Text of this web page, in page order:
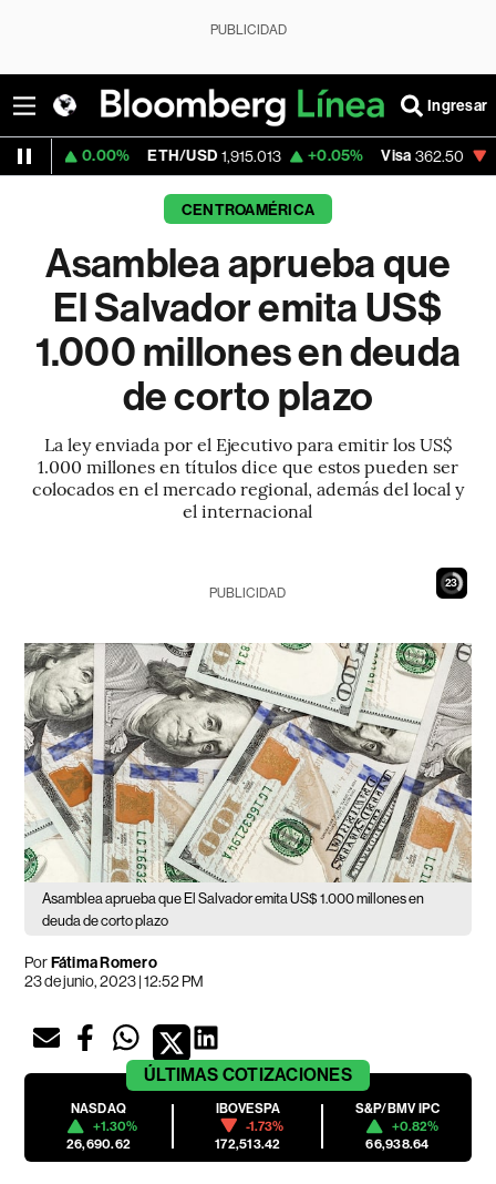
PUBLICIDAD
Ingresar
ETH/USD 1,915.013 +0.05% Visa 362.50 -2.15%
CENTROAMÉRICA
Asamblea aprueba que
El Salvador emita US$
1.000 millones en deuda
de corto plazo
La ley enviada por el Ejecutivo para emitir los US$
1.000 millones en títulos dice que estos pueden ser
colocados en el mercado regional, además del local y
el internacional
22
PUBLICIDAD
Asamblea aprueba que El Salvador emita US$ 1.000 millones en
deuda de corto plazo
PorFátima Romero
23 de junio, 2023 | 12:52 PM
ÚLTIMAS COTIZACIONES
NASDAQ
+1.30%
26,690.62
IBOVESPA
-1.73%
172,513.42
S&P/BMV IPC
+0.82%
66,938.64